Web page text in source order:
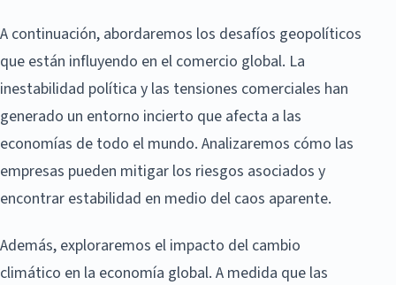
A continuación, abordaremos los desafíos geopolíticos
que están influyendo en el comercio global. La
inestabilidad política y las tensiones comerciales han
generado un entorno incierto que afecta a las
economías de todo el mundo. Analizaremos cómo las
empresas pueden mitigar los riesgos asociados y
encontrar estabilidad en medio del caos aparente.
Además, exploraremos el impacto del cambio
climático en la economía global. A medida que las